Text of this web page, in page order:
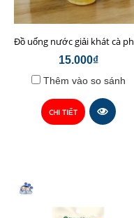
15.000₫
Thêm vào so sánh
CHI TIẾT